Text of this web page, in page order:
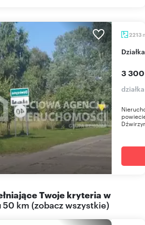
2213
3
Twoje kryteria w
50 km (zobacz wszystkie)